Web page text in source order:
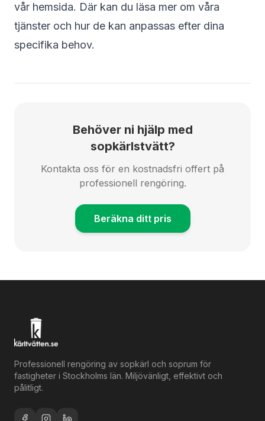
vår hemsida. Där kan du läsa mer om våra
tjänster och hur de kan anpassas efter dina
specifika behov.
Behöver ni hjälp med
sopkärlstvätt?
Kontakta oss för en kostnadsfri offert på
professionell rengöring.
Beräkna ditt pris
Professionell rengöring av sopkärl och soprum för
fastigheter i Stockholms län. Miljövänligt, effektivt och
pålitligt.